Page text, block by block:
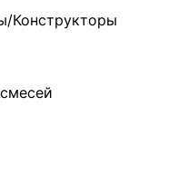
Конструкторы